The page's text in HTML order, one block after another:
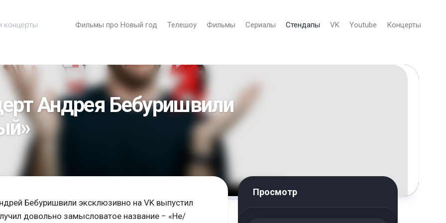
концерты Фильмы про Новый год Телешоу Фильмы Сериалы Стендапы VK Youtube Концерты
Андрея Бебуришвили
Бебуришвили эксклюзивно на VK выпустил
довольно замысловатое название − «Не/
Просмотр